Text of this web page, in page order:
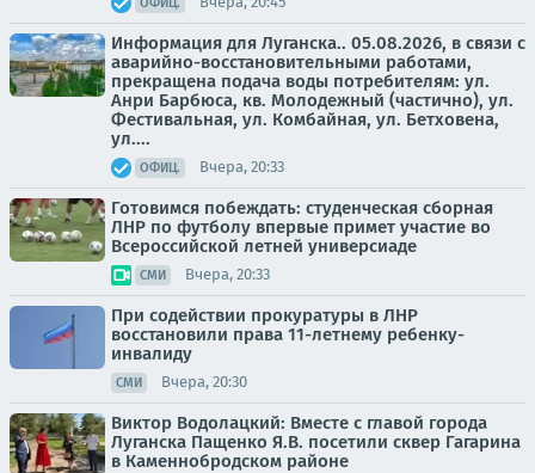
Информация для Луганска.. 05.08.2026, в связи с
аварийно-восстановительными работами,
прекращена подача воды потребителям: ул.
Анри Барбюса, кв. Молодежный (частично), ул.
Фестивальная, ул. Комбайная, ул. Бетховена,
ул....
ОФИЦ. Вчера, 20:33
Готовимся побеждать: студенческая сборная
ЛНР по футболу впервые примет участие во
Всероссийской летней универсиаде
СМИ Вчера, 20:33
При содействии прокуратуры в ЛНР
восстановили права 11-летнему ребенку-
инвалиду
СМИ Вчера, 20:30
Виктор Водолацкий: Вместе с главой города
Луганска Пащенко Я.В. посетили сквер Гагарина
в Каменнобродском районе